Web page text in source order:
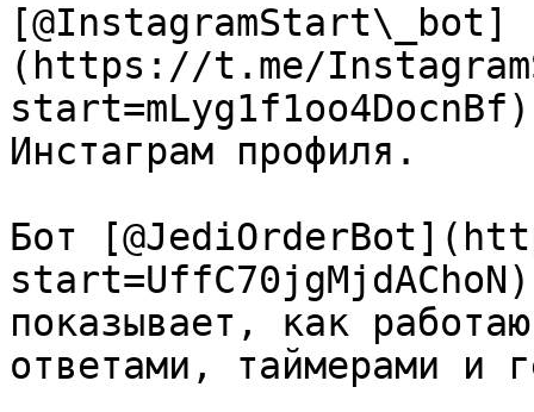
[@InstagramStart\_bot]
(https://t.me/
Инстаграм профиля.
Бот
показывает, как
ответами, таймерами и